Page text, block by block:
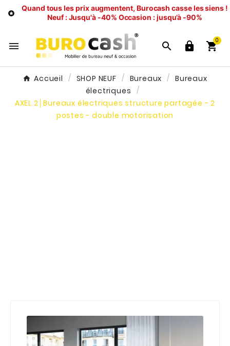

Quand tous les prix augmentent, Burocash casse les siens !
Neuf : Jusqu'à -40% Occasion : jusqu’à -90%
   
0
Accueil SHOP NEUF Bureaux
Bureaux
électriques
AXEL 2│Bureaux électriques structure partagée - 2
postes - double motorisation